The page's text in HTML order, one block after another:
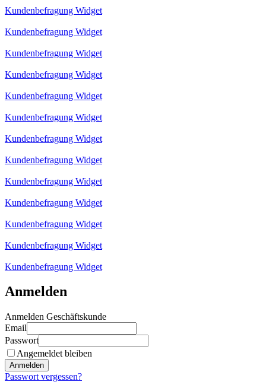
Kundenbefragung Widget
Kundenbefragung Widget
Kundenbefragung Widget
Kundenbefragung Widget
Kundenbefragung Widget
Kundenbefragung Widget
Kundenbefragung Widget
Kundenbefragung Widget
Kundenbefragung Widget
Kundenbefragung Widget
Kundenbefragung Widget
Kundenbefragung Widget
Kundenbefragung Widget
Anmelden
Anmelden Geschäftskunde
Email
Passwort
Angemeldet bleiben
Anmelden
Passwort vergessen?